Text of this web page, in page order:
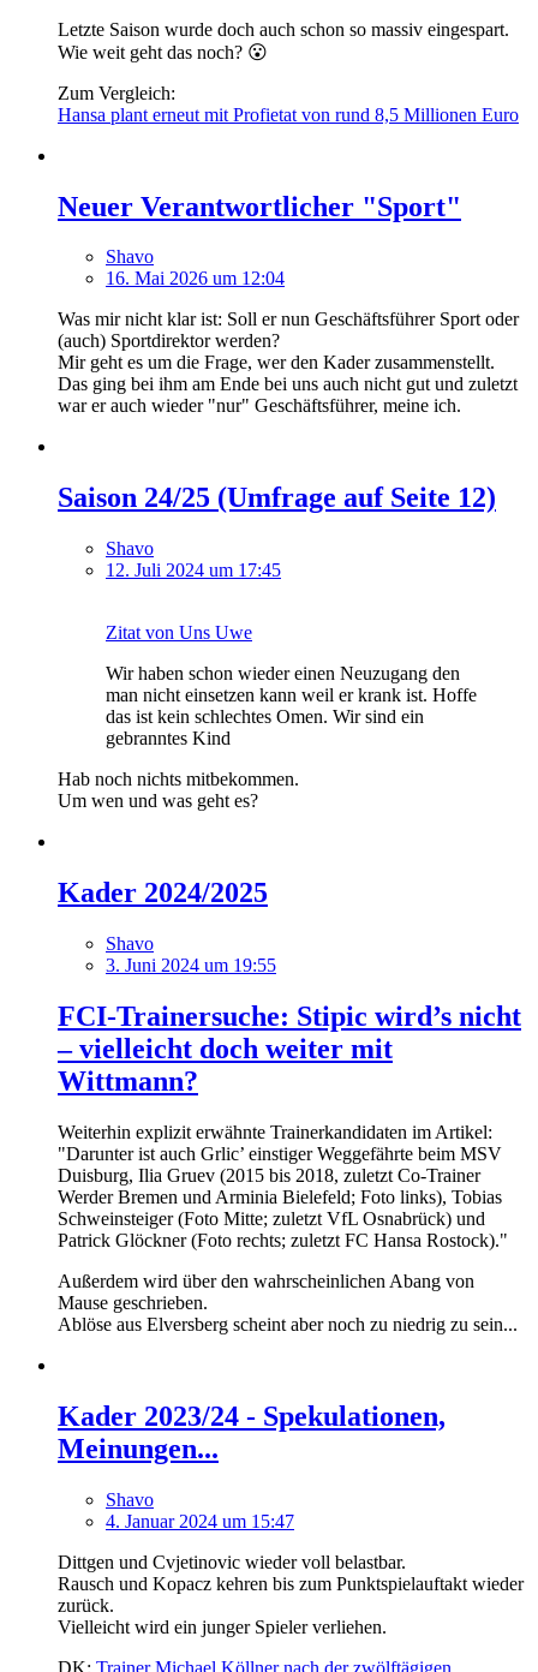
Letzte Saison wurde doch auch schon so massiv eingespart.
Wie weit geht das noch? 😮
Zum Vergleich:
Hansa plant erneut mit Profietat von rund 8,5 Millionen Euro
Neuer Verantwortlicher "Sport"
Shavo
16. Mai 2026 um 12:04
Was mir nicht klar ist: Soll er nun Geschäftsführer Sport oder
(auch) Sportdirektor werden?
Mir geht es um die Frage, wer den Kader zusammenstellt.
Das ging bei ihm am Ende bei uns auch nicht gut und zuletzt
war er auch wieder "nur" Geschäftsführer, meine ich.
Saison 24/25 (Umfrage auf Seite 12)
Shavo
12. Juli 2024 um 17:45
Zitat von Uns Uwe
Wir haben schon wieder einen Neuzugang den
man nicht einsetzen kann weil er krank ist. Hoffe
das ist kein schlechtes Omen. Wir sind ein
gebranntes Kind
Hab noch nichts mitbekommen.
Um wen und was geht es?
Kader 2024/2025
Shavo
3. Juni 2024 um 19:55
FCI-Trainersuche: Stipic wird’s nicht
– vielleicht doch weiter mit
Wittmann?
Weiterhin explizit erwähnte Trainerkandidaten im Artikel:
"Darunter ist auch Grlic’ einstiger Weggefährte beim MSV
Duisburg, Ilia Gruev (2015 bis 2018, zuletzt Co-Trainer
Werder Bremen und Arminia Bielefeld; Foto links), Tobias
Schweinsteiger (Foto Mitte; zuletzt VfL Osnabrück) und
Patrick Glöckner (Foto rechts; zuletzt FC Hansa Rostock)."
Außerdem wird über den wahrscheinlichen Abang von
Mause geschrieben.
Ablöse aus Elversberg scheint aber noch zu niedrig zu sein...
Kader 2023/24 - Spekulationen,
Meinungen...
Shavo
4. Januar 2024 um 15:47
Dittgen und Cvjetinovic wieder voll belastbar.
Rausch und Kopacz kehren bis zum Punktspielauftakt wieder
zurück.
Vielleicht wird ein junger Spieler verliehen.
DK: Trainer Michael Köllner nach der zwölftägigen